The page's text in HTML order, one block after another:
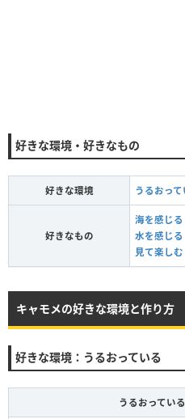
好きな環境・好きなもの
好きな環境 うるおって
好きなもの
海を感じる
水を感じる
見て楽しむ
キャモメの好きな環境と作り方
好きな環境：うるおっている
うるおってい